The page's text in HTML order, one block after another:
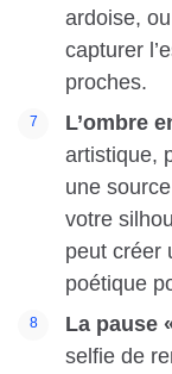
ardoise,
capturer
proches.
L’ombre
artistique,
une
votre
peut créer
poétique
La pause
selfie de